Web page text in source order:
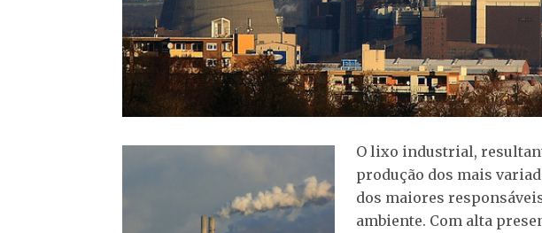
O lixo industrial,
produção dos mais
dos maiores
ambiente. Com alta